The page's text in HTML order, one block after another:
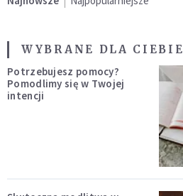
WYBRANE DLA CIEBIE
Potrzebujesz pomocy?
Pomodlimy się w Twojej
intencji